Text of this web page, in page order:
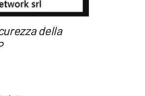
della